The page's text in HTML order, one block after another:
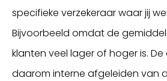
specifieke verzekeraar waar jij
Bijvoorbeeld omdat de
klanten veel lager of hoger is.
daarom interne afgeleiden van